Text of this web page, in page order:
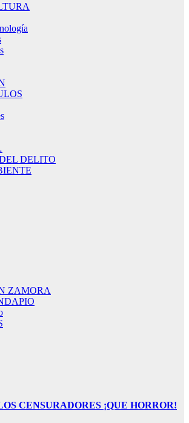
DELITO
ZAMORA
CENSURADORES ¡QUE HORROR!